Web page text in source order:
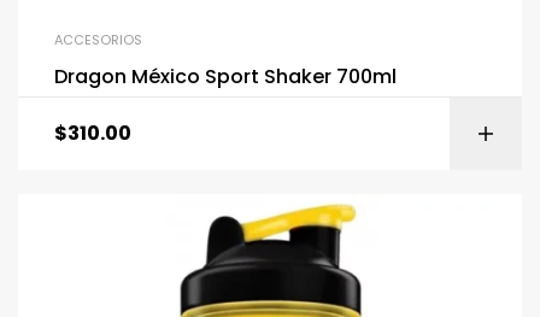
ACCESORIOS
Dragon México Sport Shaker 700ml
$310.00